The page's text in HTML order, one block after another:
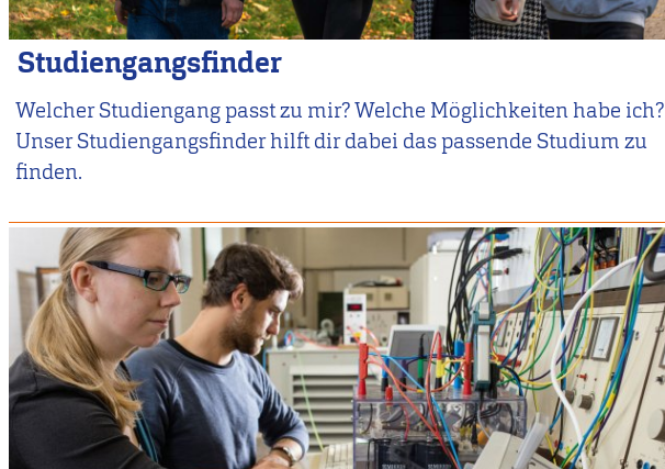
Studiengangsfinder
Welcher Studiengang passt zu mir? Welche Möglichkeiten habe ich?
Unser Studiengangsfinder hilft dir dabei das passende Studium zu
finden.